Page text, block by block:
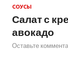
СОУСЫ
Салат с
авокадо
Оставьте